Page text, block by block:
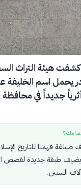
2026، كشفت هيئة
يحمل اسم الخليفة
جديداً في محافظة
صياغة فهمنا للتاريخ
ويضيف طبقة جديدة لقصص
السنين.